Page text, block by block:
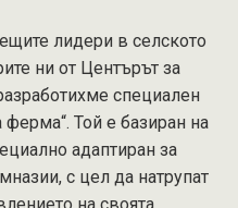
лидери в селското
ни от Центърът за
специален
Той е базиран на
адаптиран за
с цел да натрупат